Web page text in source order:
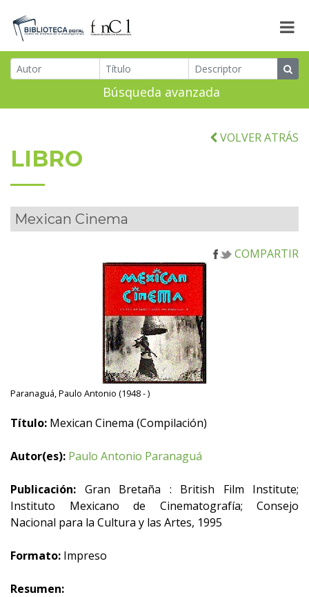
Búsqueda avanzada
VOLVER ATRÁS
LIBRO
Mexican Cinema
COMPARTIR
Paranaguá, Paulo Antonio (1948 - )
Título: Mexican Cinema (Compilación)
Autor(es): Paulo Antonio Paranaguá
Publicación: Gran Bretaña : British Film Institute;
Instituto Mexicano de Cinematografía; Consejo
Nacional para la Cultura y las Artes, 1995
Formato: Impreso
Resumen: